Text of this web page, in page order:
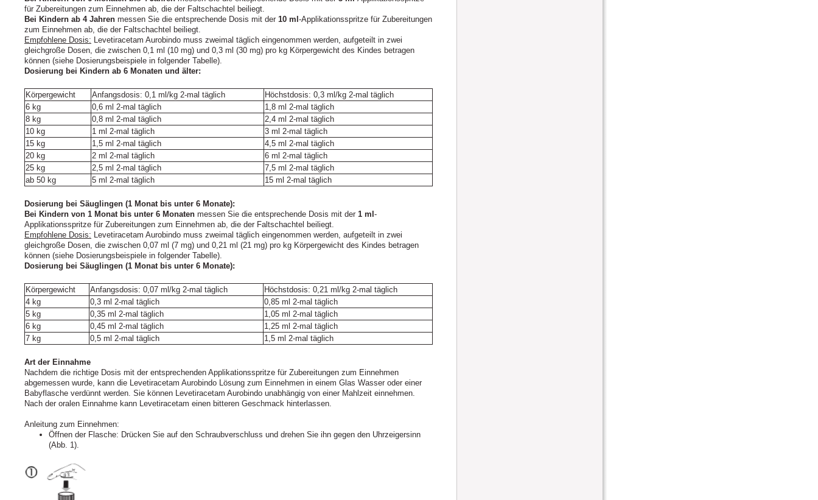
für Zubereitungen zum Einnehmen ab, die der Faltschachtel beiliegt.
Bei Kindern ab 4 Jahren messen Sie die entsprechende Dosis mit der 10 ml -Applikationsspritze für Zubereitungen
zum Einnehmen ab, die der Faltschachtel beiliegt.
Empfohlene Dosis: Levetiracetam Aurobindo muss zweimal täglich eingenommen werden, aufgeteilt in zwei
gleichgroße Dosen, die zwischen 0,1 ml (10 mg) und 0,3 ml (30 mg) pro kg Körpergewicht des Kindes betragen
können (siehe Dosierungsbeispiele in folgender Tabelle).
Dosierung bei Kindern ab 6 Monaten und älter:
Körpergewicht Anfangsdosis: 0,1 ml/kg 2-mal täglich
Höchstdosis: 0,3 ml/kg 2-mal täglich
6 kg
0,6 ml 2-mal täglich
1,8 ml 2-mal täglich
8 kg
0,8 ml 2-mal täglich
2,4 ml 2-mal täglich
10 kg
1 ml 2-mal täglich
3 ml 2-mal täglich
15 kg
1,5 ml 2-mal täglich
4,5 ml 2-mal täglich
20 kg
2 ml 2-mal täglich
6 ml 2-mal täglich
25 kg
2,5 ml 2-mal täglich
7,5 ml 2-mal täglich
ab 50 kg
5 ml 2-mal täglich 15 ml 2-mal täglich
Dosierung bei Säuglingen (1 Monat bis unter 6 Monate):
Bei Kindern von 1 Monat bis unter 6 Monaten messen Sie die entsprechende Dosis mit der 1 ml -
Applikationsspritze für Zubereitungen zum Einnehmen ab, die der Faltschachtel beiliegt.
Empfohlene Dosis: Levetiracetam Aurobindo muss zweimal täglich eingenommen werden, aufgeteilt in zwei
gleichgroße Dosen, die zwischen 0,07 ml (7 mg) und 0,21 ml (21 mg) pro kg Körpergewicht des Kindes betragen
können (siehe Dosierungsbeispiele in folgender Tabelle).
Dosierung bei Säuglingen (1 Monat bis unter 6 Monate):
Körpergewicht Anfangsdosis: 0,07 ml/kg 2-mal täglich
Höchstdosis: 0,21 ml/kg 2-mal täglich
4 kg
0,3 ml 2-mal täglich
0,85 ml 2-mal täglich
5 kg
0,35 ml 2-mal täglich
1,05 ml 2-mal täglich
6 kg
0,45 ml 2-mal täglich
1,25 ml 2-mal täglich
7 kg
0,5 ml 2-mal täglich 1,5 ml 2-mal täglich
Art der Einnahme
Nachdem die richtige Dosis mit der entsprechenden Applikationsspritze für Zubereitungen zum Einnehmen
abgemessen wurde, kann die Levetiracetam Aurobindo Lösung zum Einnehmen in einem Glas Wasser oder einer
Babyflasche verdünnt werden. Sie können Levetiracetam Aurobindo unabhängig von einer Mahlzeit einnehmen.
Nach der oralen Einnahme kann Levetiracetam einen bitteren Geschmack hinterlassen.
Anleitung zum Einnehmen:
Öffnen der Flasche: Drücken Sie auf den Schraubverschluss und drehen Sie ihn gegen den Uhrzeigersinn
(Abb. 1).